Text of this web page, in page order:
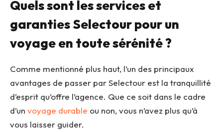
Quels sont les services et
garanties Selectour pour un
voyage en toute sérénité ?
Comme mentionné plus haut, l’un des principaux
avantages de passer par Selectour est la tranquillité
d’esprit qu’offre l’agence. Que ce soit dans le cadre
d’un voyage durable ou non, vous n’avez plus qu’à
vous laisser guider.